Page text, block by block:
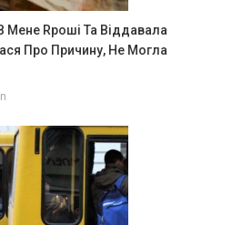
Rроші Та Віддавала
Про Причину, Не Могла